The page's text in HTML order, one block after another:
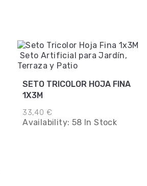
SETO TRICOLOR HOJA FINA
1X3M
33,40 €
Availability: 58 In Stock